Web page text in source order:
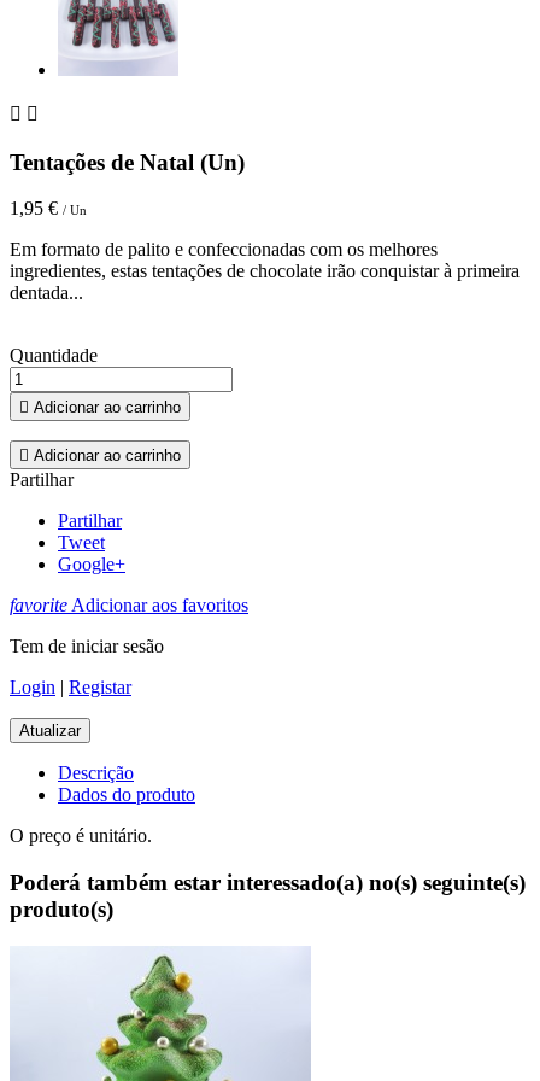
 
Tentações de Natal (Un)
1,95 € / Un
Em formato de palito e confeccionadas com os melhores
ingredientes, estas tentações de chocolate irão conquistar à primeira
dentada...
Quantidade
 Adicionar ao carrinho
 Adicionar ao carrinho
Partilhar
Partilhar
Tweet
Google+
favoriteAdicionar aos favoritos
Tem de iniciar sesão
Login | Registar
Descrição
Dados do produto
O preço é unitário.
Poderá também estar interessado(a) no(s) seguinte(s)
produto(s)